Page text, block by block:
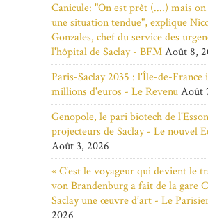
Canicule: "On est prêt (....) mais on
une situation tendue", explique
Gonzales, chef du service des
l'hôpital de Saclay - BFMAoût 8,
Paris-Saclay 2035 : l'Île-de-France
millions d'euros - Le RevenuAoût
Genopole, le pari biotech de
projecteurs de Saclay - Le nouvel
Août 3, 2026
« C’est le voyageur qui devient le
von Brandenburg a fait de la gare
Saclay une œuvre d’art - Le
2026